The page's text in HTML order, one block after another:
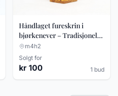
Håndlaget fureskrin i
bjørkenever – Tradisjonelt
folkehåndverk –
Geometrisk mønster
m4h2
Solgt for
kr 100 1 bud